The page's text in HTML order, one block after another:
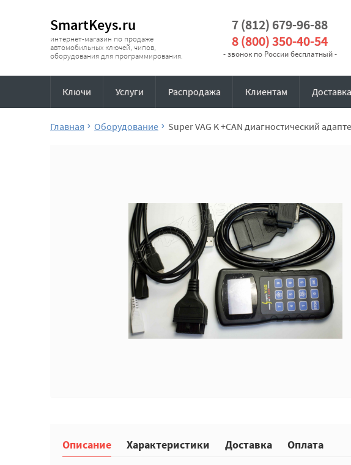
SmartKeys.ru
интернет-магазин по продаже
автомобильных ключей, чипов,
оборудования для программирования.
7 (812) 679-96-88
8 (800) 350-40-54
- звонок по России бесплатный -
Ключи Услуги Распродажа Клиентам
Главная Оборудование Super VAG K +CAN диагностический
Описание Характеристики Доставка Оплата